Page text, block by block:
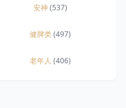
安神(537)
健脾类(497)
老年人 (406)